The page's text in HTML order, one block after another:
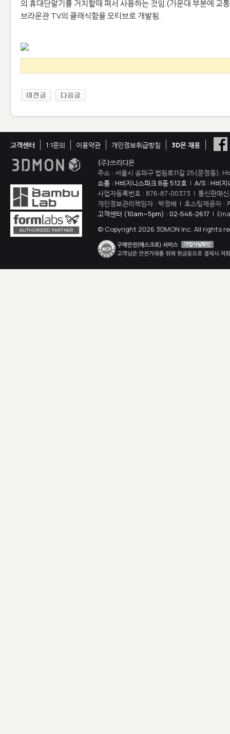
의 휴대단말기를 거치할때 펴서 사용하는 것임.(가운대 부분에 교
브라운관 TV의 클래식함을 모티브로 개발됨.
고객센터 1:1문의 이용약관 개인정보취급방침
3D몬 채용
(주)쓰리디몬
주소 : 서울시 송파구 법원로11길 25(문정동),
쇼룸 : H비지니스파크 B동 512호 | A/S : H비지
사업자등록번호 : 876-87-00373 | 통신판매
개인정보관리책임자 : 박정배 | 호스팅제공자 :
고객센터 (10am~5pm) : 02-546-2617 |
© Copyright 2026 3DMON Inc. All rights